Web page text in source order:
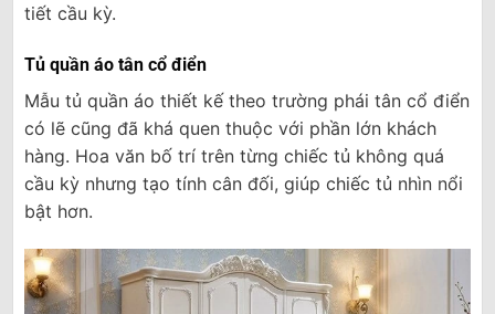
tiết cầu kỳ.
Tủ quần áo tân cổ điển
Mẫu tủ quần áo thiết kế theo trường phái tân cổ điển
có lẽ cũng đã khá quen thuộc với phần lớn khách
hàng. Hoa văn bố trí trên từng chiếc tủ không quá
cầu kỳ nhưng tạo tính cân đối, giúp chiếc tủ nhìn nổi
bật hơn.